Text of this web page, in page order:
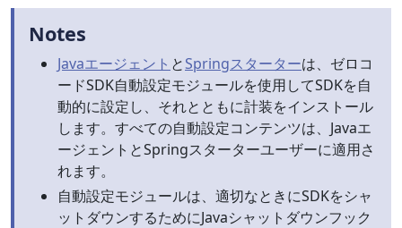
Notes
Javaエージェント とSpringスターターは、ゼロコ
ードSDK自動設定モジュールを使用してSDKを自
動的に設定し、それとともに計装をインストール
します。すべての自動設定コンテンツは、Javaエ
ージェントとSpringスターターユーザーに適用さ
れます。
自動設定モジュールは、適切なときにSDKをシャ
ットダウンするためにJavaシャットダウンフック